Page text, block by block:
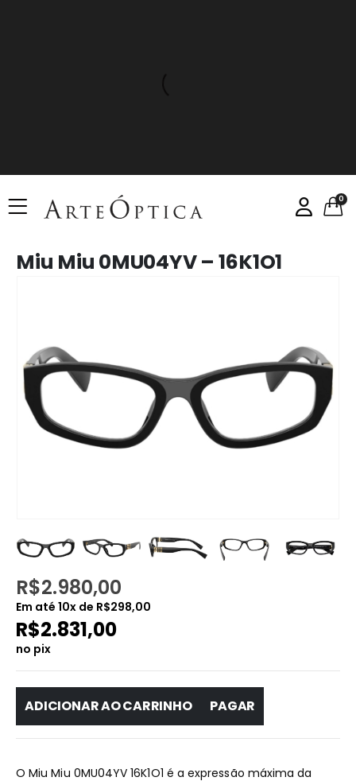
0
Miu Miu 0MU04YV – 16K1O1
R$2.980,00
Em até 10x de R$298,00
R$2.831,00
no pix
ADICIONAR AO CARRINHO PAGAR
O Miu Miu 0MU04YV 16K1O1 é a expressão máxima da